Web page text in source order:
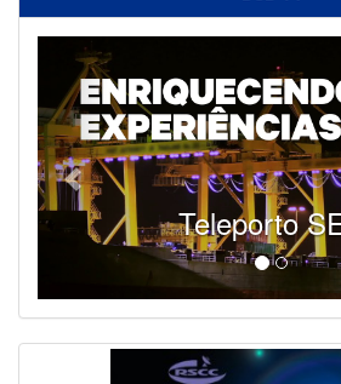
Teleporto